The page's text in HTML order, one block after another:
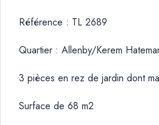
Référence : TL 2689
Quartier : Allenby/Kerem
3 pièces en rez de jardin dont
Surface de 68 m2